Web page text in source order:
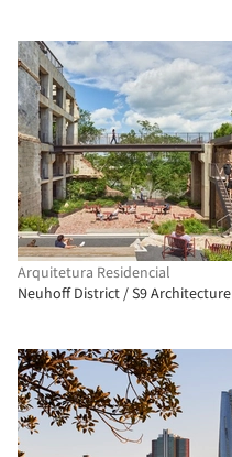
Arquitetura Residencial
Neuhoff District / S9 Architecture